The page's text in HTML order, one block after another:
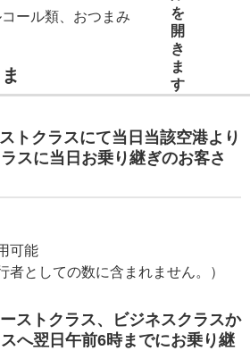
ール類、おつまみ
トクラスにて当日当該空港より
スに当日お乗り継ぎのお客さ
可能
者としての数に含まれません。）
ストクラス、ビジネスクラスか
へ翌日午前6時までにお乗り継